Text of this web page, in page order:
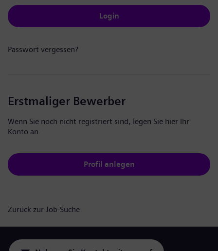
Login
Passwort vergessen?
Erstmaliger Bewerber
Wenn Sie noch nicht registriert sind, legen Sie hier Ihr
Konto an.
Profil anlegen
Zurück zur Job-Suche